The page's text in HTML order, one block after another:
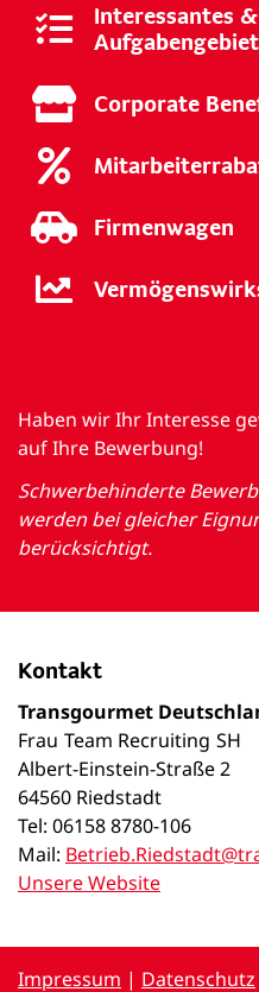
Interessantes
Aufgabengebiet
Corporate
Firmenwagen
Haben wir Ihr Interesse
auf Ihre Bewerbung!
Schwerbehinderte
werden bei gleicher
berücksichtigt.
Kontakt
Transgourmet
Frau Team Recruiting SH
Albert-Einstein-Straße 2
64560 Riedstadt
Tel: 06158 8780-106
Mail:
Unsere Website
Impressum | Datenschutz